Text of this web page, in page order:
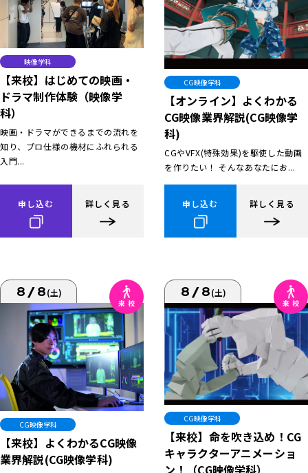
映像学科
【来校】はじめての映画・
ドラマ制作体験（映像学
科）
映画・ドラマができるまでの流れを
知り、プロ仕様の機材にふれられる
入門...
申し込む 詳しく見る
CG映像学科
【オンライン】よくわかる
CG映像業界解説(CG映像学
科)
CGやVFX(特殊効果)を駆使した動画
を作りたい！ そんなあなたにお...
申し込む 詳しく見る
8/8(土)
CG映像学科
【来校】よくわかるCG映像
業界解説(CG映像学科)
8/8(土)
CG映像学科
【来校】命を吹き込め！CG
キャラクターアニメーショ
ン！（CG映像学科）